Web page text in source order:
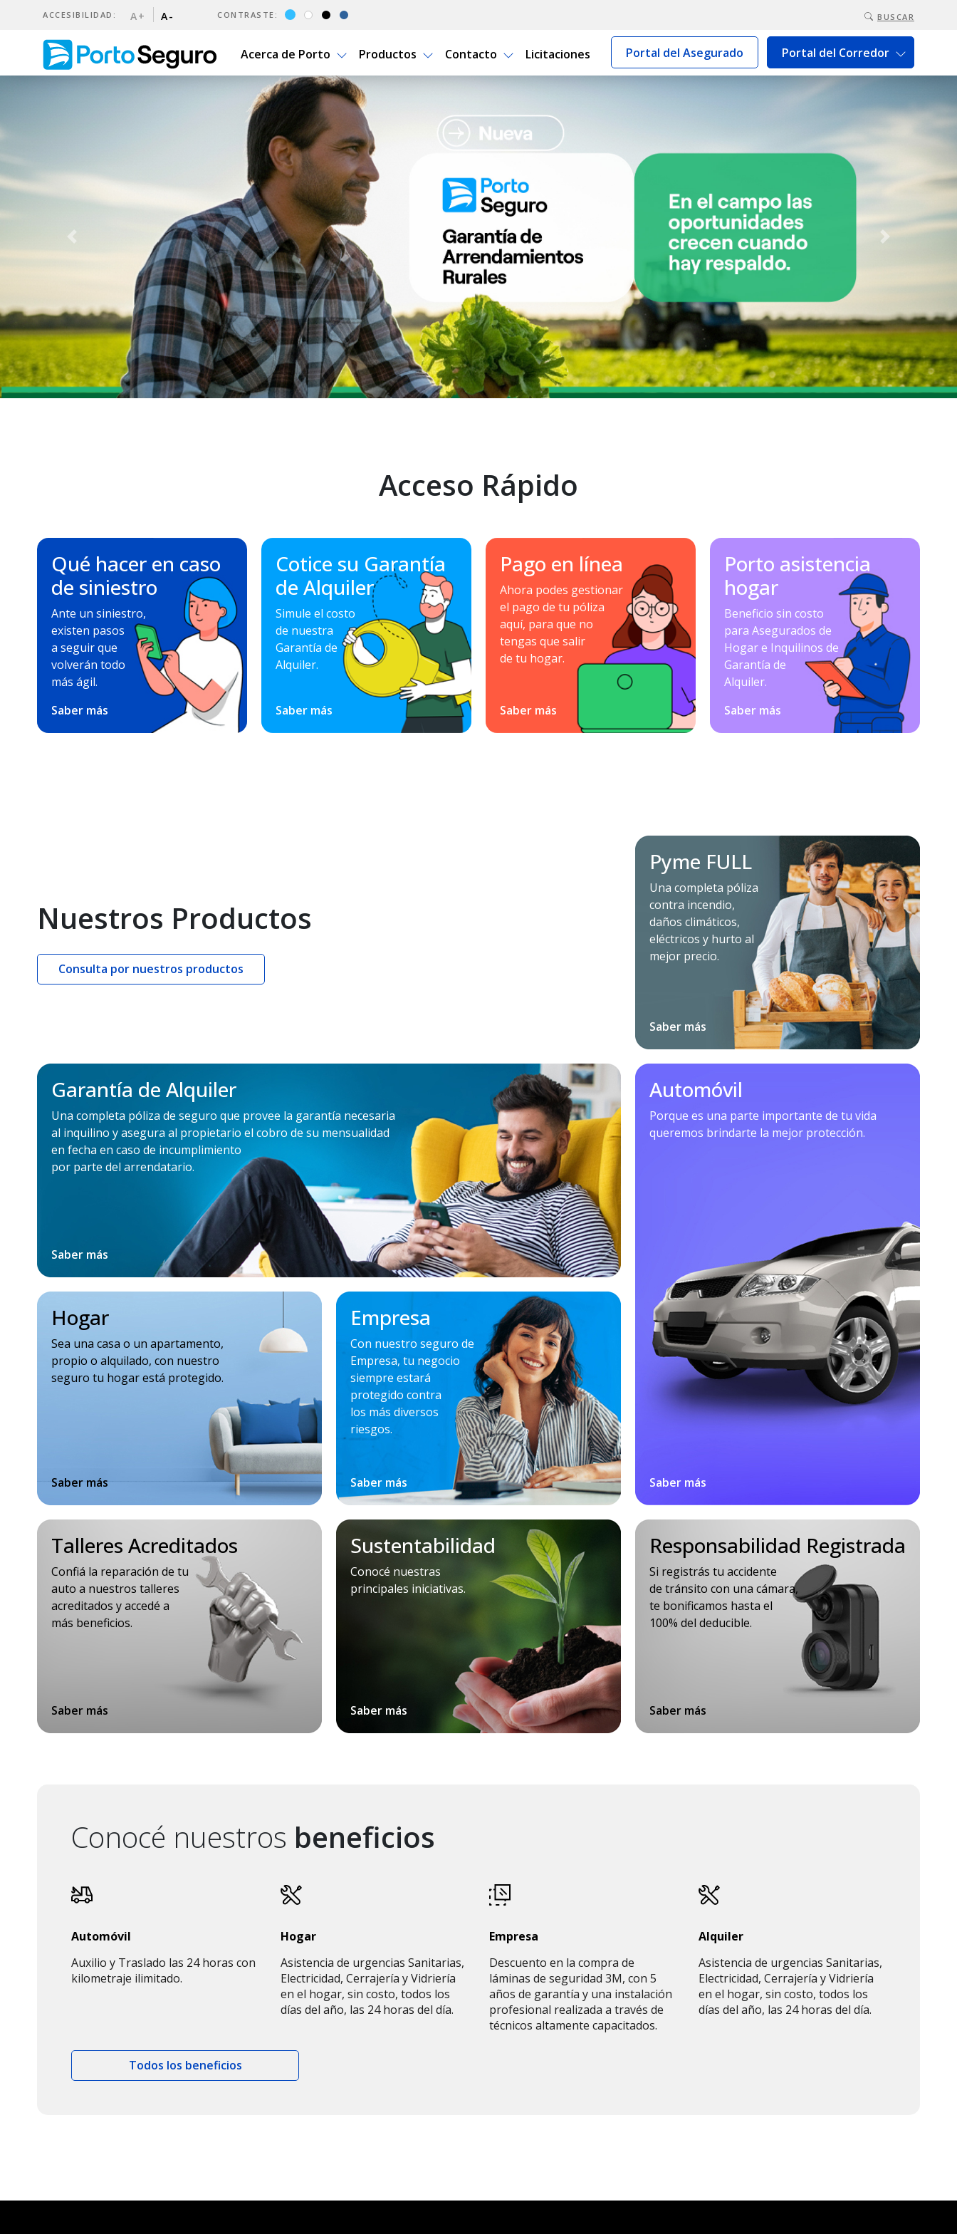
BUSCAR
ACCESIBILIDAD: A+ A- CONTRASTE:
Acerca de Porto Productos Contacto Licitaciones Portal del Asegurado Portal del Corredor
Seguros | Porto Seguro Uruguay
Previous Next
Acceso Rápido
Qué hacer en caso
de siniestro
Ante un siniestro,
existen pasos
a seguir que
volverán todo
más ágil.
Saber más
Cotice su Garantía
de Alquiler
Simule el costo
de nuestra
Garantía de
Alquiler.
Saber más
Pago en línea
Ahora podes gestionar
el pago de tu póliza
aquí, para que no
tengas que salir
de tu hogar.
Saber más
Porto asistencia
hogar
Beneficio sin costo
para Asegurados de
Hogar e Inquilinos de
Garantía de
Alquiler.
Saber más
Nuestros Productos
Consulta por nuestros productos
Pyme FULL
Una completa póliza
contra incendio,
daños climáticos,
eléctricos y hurto al
mejor precio.
Saber más
Garantía de Alquiler
Una completa póliza de seguro que provee la garantía necesaria
al inquilino y asegura al propietario el cobro de su mensualidad
en fecha en caso de incumplimiento
por parte del arrendatario.
Saber más
Automóvil
Porque es una parte importante de tu vida
queremos brindarte la mejor protección.
Saber más
Empresa
Con nuestro seguro de
Empresa, tu negocio
siempre estará
protegido contra
los más diversos
riesgos.
Saber más
Hogar
Sea una casa o un apartamento,
propio o alquilado, con nuestro
seguro tu hogar está protegido.
Saber más
Talleres Acreditados
Confiá la reparación de tu
auto a nuestros talleres
acreditados y accedé a
más beneficios.
Saber más
Sustentabilidad
Conocé nuestras
principales iniciativas.
Saber más
Responsabilidad Registrada
Si registrás tu accidente
de tránsito con una cámara,
te bonificamos hasta el
100% del deducible.
Saber más
Conocé nuestros beneficios
Automóvil
Auxilio y Traslado las 24 horas con
kilometraje ilimitado.
Hogar
Asistencia de urgencias Sanitarias,
Electricidad, Cerrajería y Vidriería
en el hogar, sin costo, todos los
días del año, las 24 horas del día.
Empresa
Descuento en la compra de
láminas de seguridad 3M, con 5
años de garantía y una instalación
profesional realizada a través de
técnicos altamente capacitados.
Alquiler
Asistencia de urgencias Sanitarias,
Electricidad, Cerrajería y Vidriería
en el hogar, sin costo, todos los
días del año, las 24 horas del día.
Todos los beneficios